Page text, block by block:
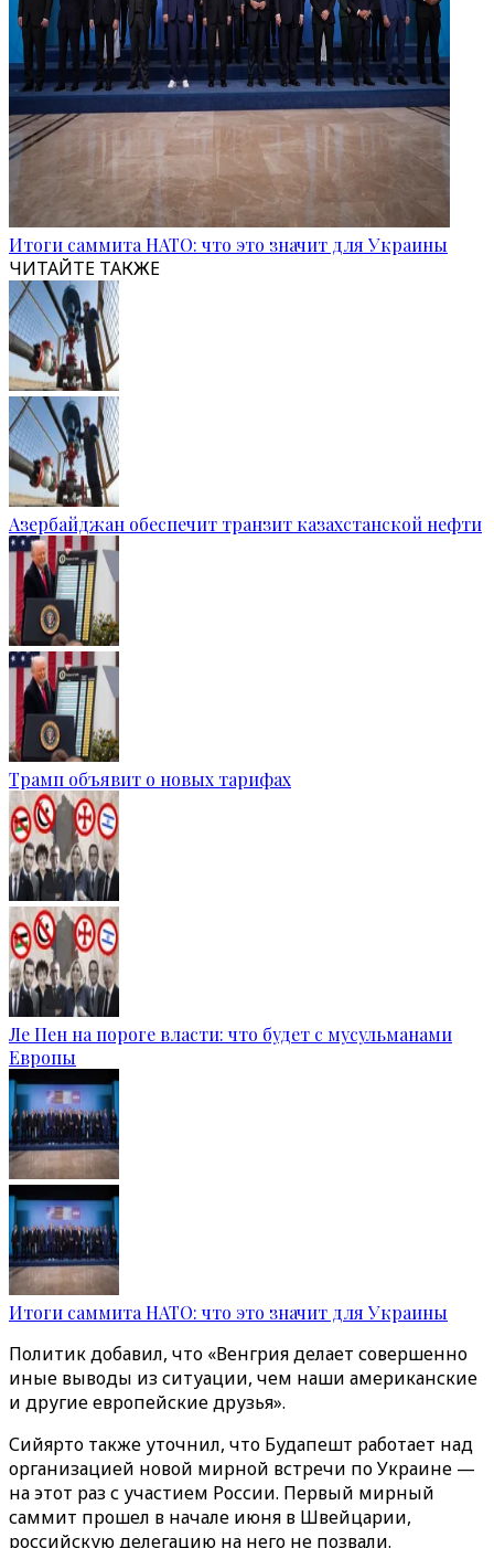
Итоги саммита НАТО: что это значит для Украины
ЧИТАЙТЕ ТАКЖЕ
Азербайджан обеспечит транзит казахстанской нефти
Трамп объявит о новых тарифах
Ле Пен на пороге власти: что будет с мусульманами
Европы
Итоги саммита НАТО: что это значит для Украины
Политик добавил, что «Венгрия делает совершенно
иные выводы из ситуации, чем наши американские
и другие европейские друзья».
Сийярто также уточнил, что Будапешт работает над
организацией новой мирной встречи по Украине —
на этот раз с участием России. Первый мирный
саммит прошел в начале июня в Швейцарии,
российскую делегацию на него не позвали.